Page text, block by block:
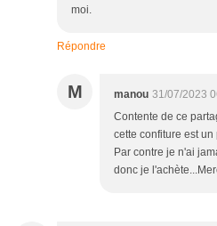
moi.
Répondre
M manou 31/07/2023
Contente de ce
cette confiture est
Par contre je n'ai
donc je